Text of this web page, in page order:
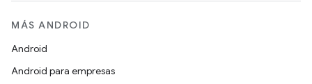
MÁS ANDROID
Android
Android para empresas